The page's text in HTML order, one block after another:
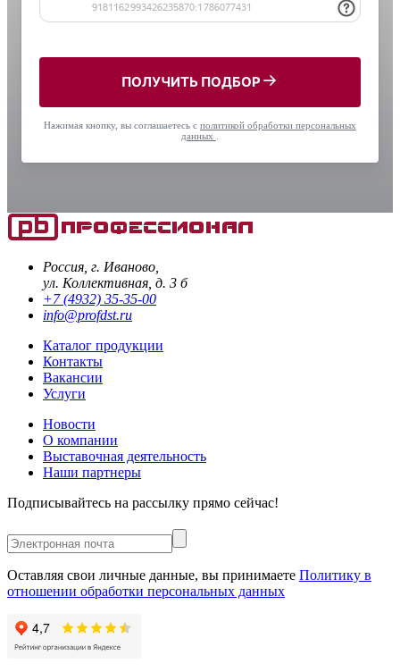
ПОЛУЧИТЬ ПОДБОР
Нажимая кнопку, вы соглашаетесь с политикой обработки персональных
данных
Россия, г. Иваново,
ул. Коллективная, д. 3 б
+7 (4932) 35-35-00
info@profdst.ru
Каталог продукции
Контакты
Вакансии
Услуги
Новости
О компании
Выставочная деятельность
Наши партнеры
Подписывайтесь на рассылку прямо сейчас!
Оставляя свои личные данные, вы принимаете Политику в
отношении обработки персональных данных